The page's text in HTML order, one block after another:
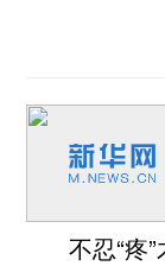
不忍“疼